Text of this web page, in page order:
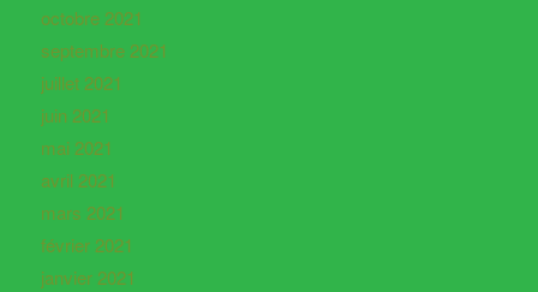
octobre 2021
septembre 2021
juillet 2021
juin 2021
mai 2021
avril 2021
mars 2021
février 2021
janvier 2021